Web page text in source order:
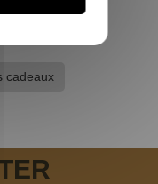
cadeaux